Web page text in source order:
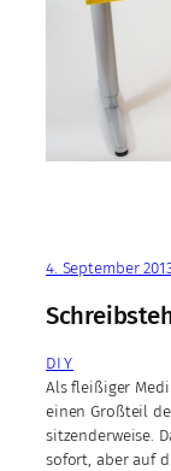
4. September
DIY
Als fleißiger
einen Großteil
sitzenderweise.
sofort, aber auf